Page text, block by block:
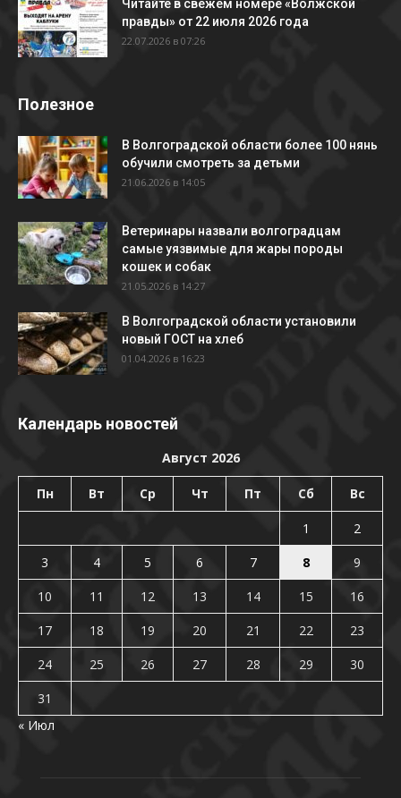
Читайте в свежем номере «Волжской
правды» от 22 июля 2026 года
22.07.2026 в 07:26
Полезное
В Волгоградской области более 100 нянь
обучили смотреть за детьми
21.06.2026 в 14:05
Ветеринары назвали волгоградцам
самые уязвимые для жары породы
кошек и собак
21.05.2026 в 14:27
В Волгоградской области установили
новый ГОСТ на хлеб
01.04.2026 в 16:23
Календарь новостей
Август 2026
Пн Вт Ср Чт Пт Сб Вс
1
2
3
4 5 6 7 8
9
10
11 12 13 14 15
16
17
18 19 20 21 22
23
24
25 26 27 28 29
30
31
« Июл